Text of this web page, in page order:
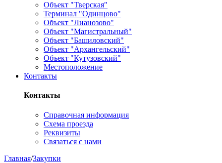
Объект "Тверская"
Терминал "Одинцово"
Объект "Лианозово"
Объект "Магистральный"
Объект "Башиловский"
Объект "Архангельский"
Объект "Кутузовский"
Местоположение
Контакты
Контакты
Справочная информация
Схема проезда
Реквизиты
Связаться с нами
Главная/Закупки